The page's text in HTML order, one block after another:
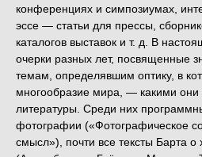
конференциях и симпозиумах,
эссе — статьи для прессы,
каталогов выставок и т. д. В
очерки разных лет, посвященные
темам, определявшим оптику, в
многообразие мира, — какими они
литературы. Среди них
фотографии («Фотографическое
смысл»), почти все тексты Барта о